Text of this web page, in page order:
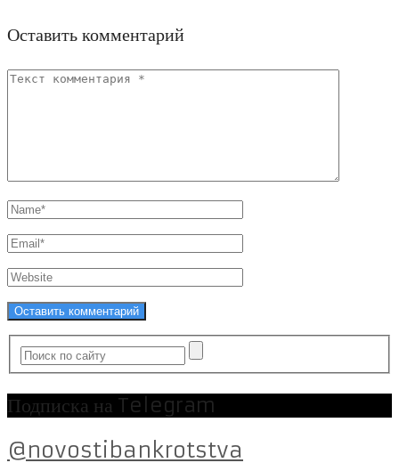
Оставить комментарий
Подписка на Telegram
@novostibankrotstva